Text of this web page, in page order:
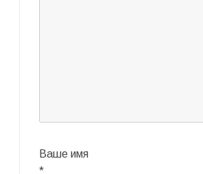
Ваше имя
*